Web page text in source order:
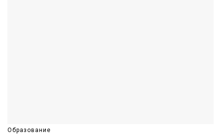
Образование